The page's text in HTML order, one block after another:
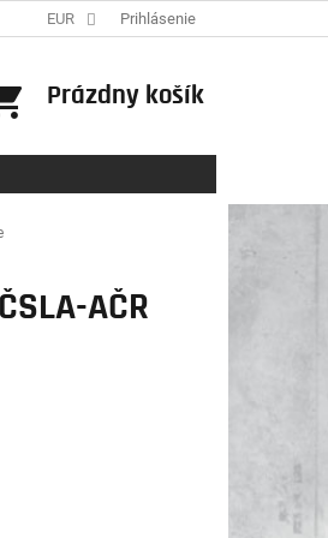
EUR Prihlásenie
NÁKUPNÝ
Prázdny košík
AČR